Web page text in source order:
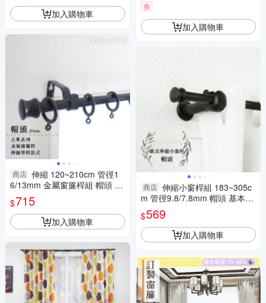
加入購物車
商店 伸縮 120~210cm 管徑1
6/13mm 金屬窗簾桿組 帽頭 單
桿 巴洛克風 台灣製 Colors tw
室內裝潢
$715
加入購物車
券
加入購物車
商店 伸縮小窗桿組 183~305c
m 管徑9.8/7.8mm 帽頭 基本款
窗簾桿 歐式 台灣製造 偏遠地區
請見圖示
$569
加入購物車